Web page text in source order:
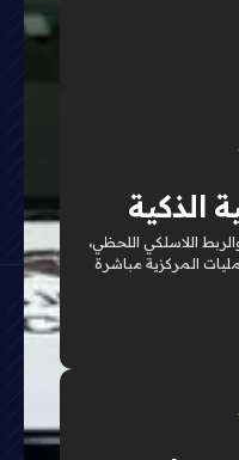
الذكية
اللاسلكي اللحظي،
المركزية مباشرة
اللحظي تضمن
الفوري مع أي طارئ